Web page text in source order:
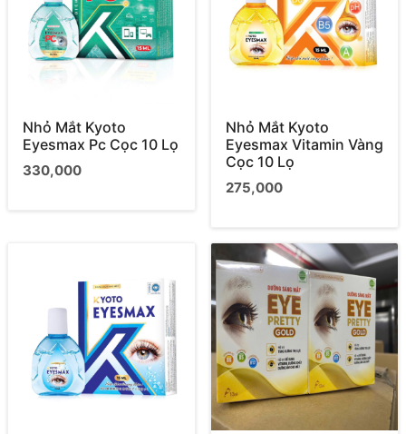
Nhỏ Mắt Kyoto
Eyesmax Pc Cọc 10 Lọ
330,000
Nhỏ Mắt Kyoto
Eyesmax Vitamin Vàng
Cọc 10 Lọ
275,000